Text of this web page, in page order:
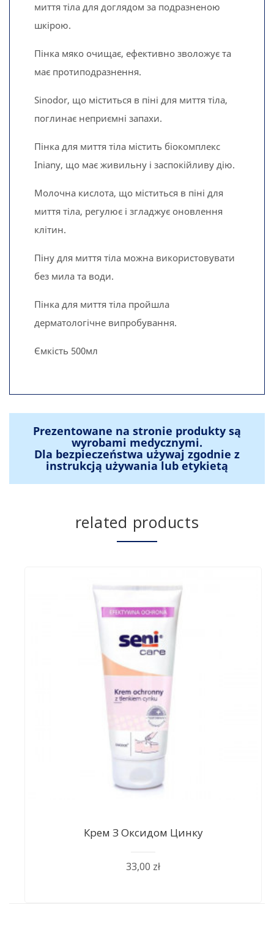
миття тіла для доглядом за подразненою
шкірою.
Пінка мяко очищає, ефективно зволожує та
має протиподразнення.
Sinodor, що міститься в піні для миття тіла,
поглинає неприємні запахи.
Пінка для миття тіла містить біокомплекс
Iniany, що має живильну і заспокійливу дію.
Молочна кислота, що міститься в піні для
миття тіла, регулює і згладжує оновлення
клітин.
Піну для миття тіла можна використовувати
без мила та води.
Пінка для миття тіла пройшла
дерматологічне випробування.
Ємкість 500мл
Prezentowane na stronie produkty są
wyrobami medycznymi.
Dla bezpieczeństwa używaj zgodnie z
instrukcją używania lub etykietą
related products
Крем З Оксидом Цинку
33,00 zł